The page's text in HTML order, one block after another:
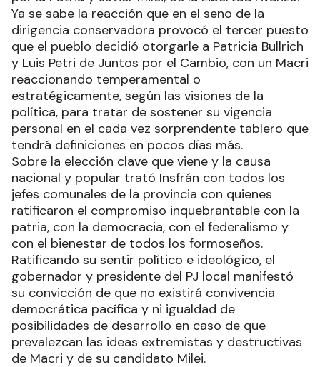
Ya se sabe la reacción que en el seno de la
dirigencia conservadora provocó el tercer puesto
que el pueblo decidió otorgarle a Patricia Bullrich
y Luis Petri de Juntos por el Cambio, con un Macri
reaccionando temperamental o
estratégicamente, según las visiones de la
política, para tratar de sostener su vigencia
personal en el cada vez sorprendente tablero que
tendrá definiciones en pocos días más.
Sobre la elección clave que viene y la causa
nacional y popular trató Insfrán con todos los
jefes comunales de la provincia con quienes
ratificaron el compromiso inquebrantable con la
patria, con la democracia, con el federalismo y
con el bienestar de todos los formoseños.
Ratificando su sentir político e ideológico, el
gobernador y presidente del PJ local manifestó
su convicción de que no existirá convivencia
democrática pacífica y ni igualdad de
posibilidades de desarrollo en caso de que
prevalezcan las ideas extremistas y destructivas
de Macri y de su candidato Milei.